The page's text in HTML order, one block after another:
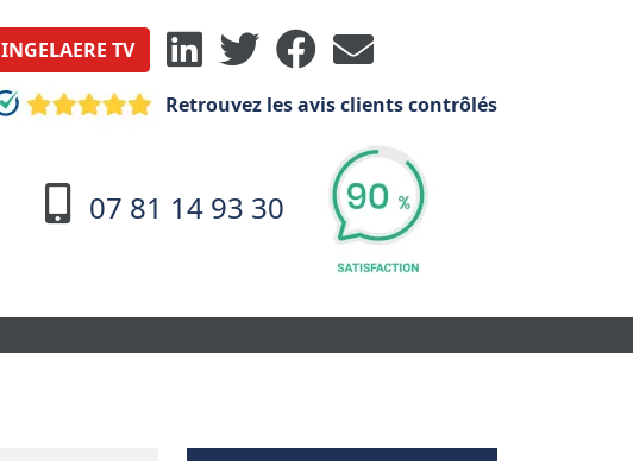
INGELAERE TV
Retrouvez les avis clients contrôlés
07 81 14 93 30